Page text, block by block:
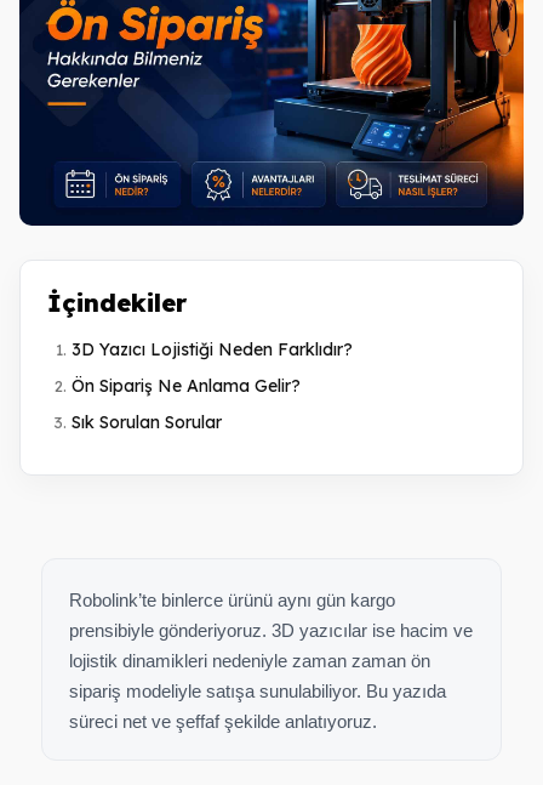
İçindekiler
3D Yazıcı Lojistiği Neden Farklıdır?
Ön Sipariş Ne Anlama Gelir?
Sık Sorulan Sorular
Robolink’te binlerce ürünü aynı gün kargo
prensibiyle gönderiyoruz. 3D yazıcılar ise hacim ve
lojistik dinamikleri nedeniyle zaman zaman ön
sipariş modeliyle satışa sunulabiliyor. Bu yazıda
süreci net ve şeffaf şekilde anlatıyoruz.